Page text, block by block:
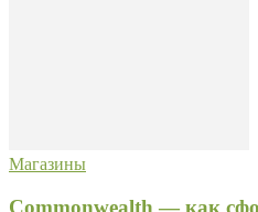
Магазины
Commonwealth — как